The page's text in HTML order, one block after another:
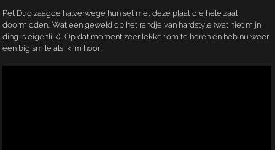
Pet Duo zaagde halverwege hun set met deze plaat die hele zaal
doormidden.. Wat een geweld op het randje van hardstyle (wat niet mijn
ding is eigenlijk).. Op dat moment zeer lekker om te horen en heb nu weer
een big smile als ik 'm hoor!